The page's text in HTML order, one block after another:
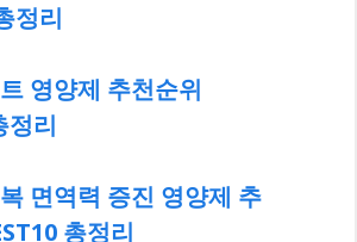
정리
영양제 추천순위
정리
면역력 증진 영양제 추
총정리